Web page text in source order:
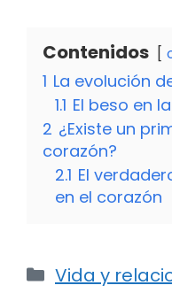
Contenidos
1 La evolución
1.1 El beso en
2 ¿Existe un
corazón?
2.1 El
en el corazón
Categorías
Vida y